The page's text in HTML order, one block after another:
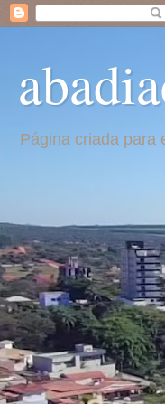
Página criada para